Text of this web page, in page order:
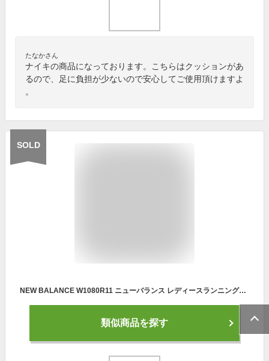
たなかさん
ナイキの商品になっております。こちらはクッションがあ
るので、足に負担が少ないので安心してご使用頂けますよ
。
SOLD
NEW BALANCE W1080R11 ニューバランス レディースランニングシューズ GREY BLUE 21-11-T#70
類似商品を探す